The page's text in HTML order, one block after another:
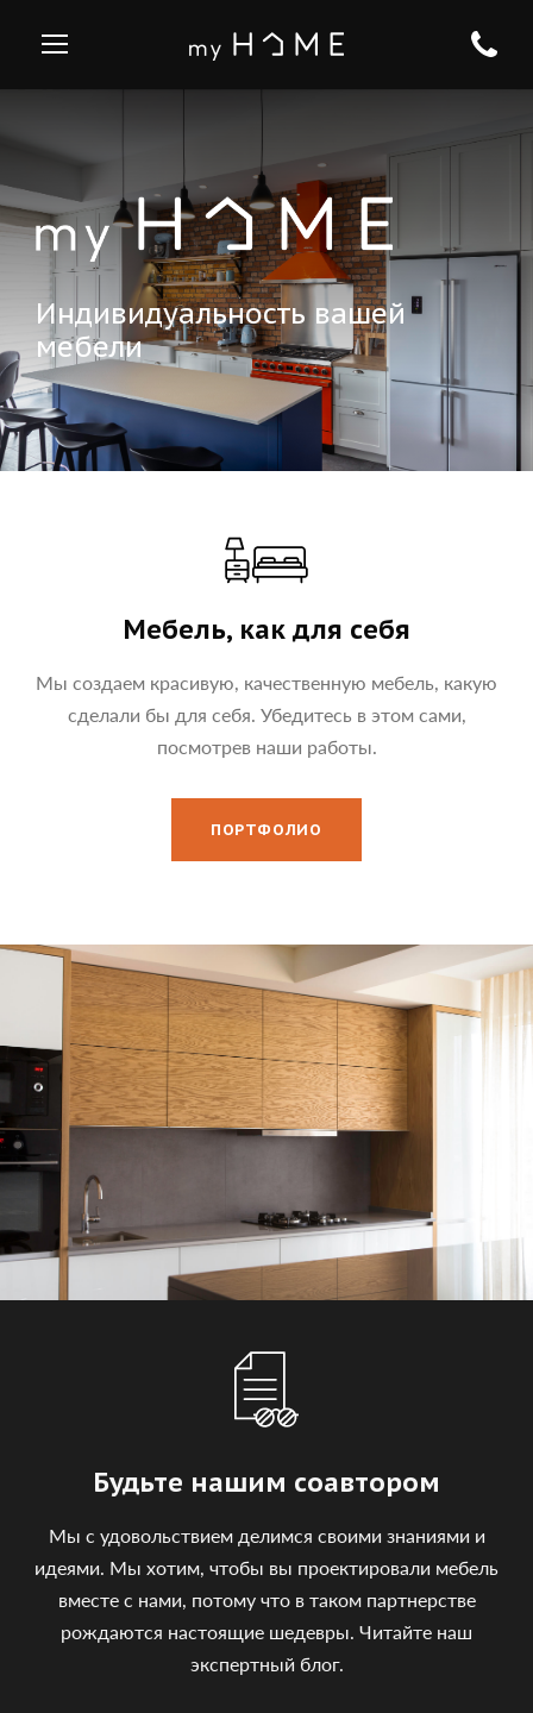
Индивидуальность вашей
мебели
Мебель, как для себя
Мы создаем красивую, качественную мебель, какую
сделали бы для себя. Убедитесь в этом сами,
посмотрев наши работы.
ПОРТФОЛИО
Будьте нашим соавтором
Мы с удовольствием делимся своими знаниями и
идеями. Мы хотим, чтобы вы проектировали мебель
вместе с нами, потому что в таком партнерстве
рождаются настоящие шедевры. Читайте наш
экспертный блог.